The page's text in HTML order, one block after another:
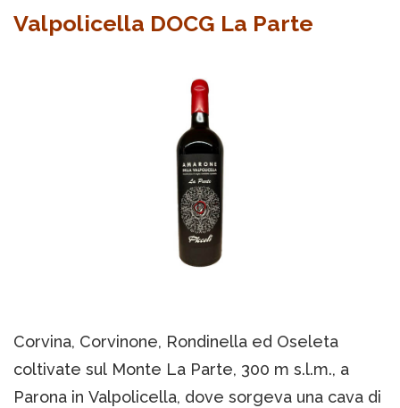
Valpolicella DOCG La Parte
Corvina, Corvinone, Rondinella ed Oseleta
coltivate sul Monte La Parte, 300 m s.l.m., a
Parona in Valpolicella, dove sorgeva una cava di